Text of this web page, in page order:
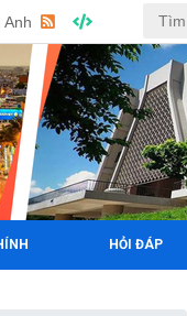
Anh
HỎI ĐÁP